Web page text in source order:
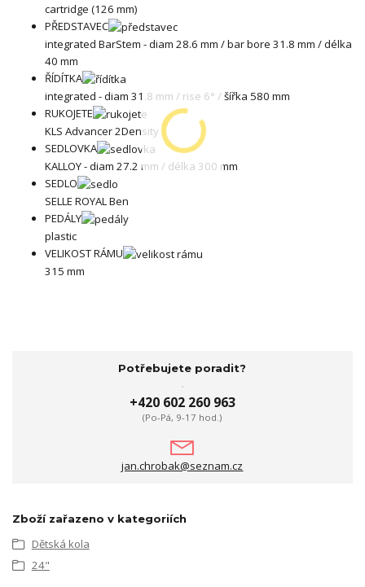
cartridge (126 mm)
PŘEDSTAVEC
integrated BarStem - diam 28.6 mm / bar bore 31.8 mm / délka
40 mm
ŘÍDÍTKA
integrated - diam 31.8 mm / rise 6° / šířka 580 mm
RUKOJETE
KLS Advancer 2Density
SEDLOVKA
KALLOY - diam 27.2 mm / délka 300 mm
SEDLO
SELLE ROYAL Ben
PEDÁLY
plastic
VELIKOST RÁMU
315 mm
Potřebujete poradit?
+420 602 260 963
(Po-Pá, 9-17 hod.)
jan.chrobak@seznam.cz
Zboží zařazeno v kategoriích
Dětská kola
24"